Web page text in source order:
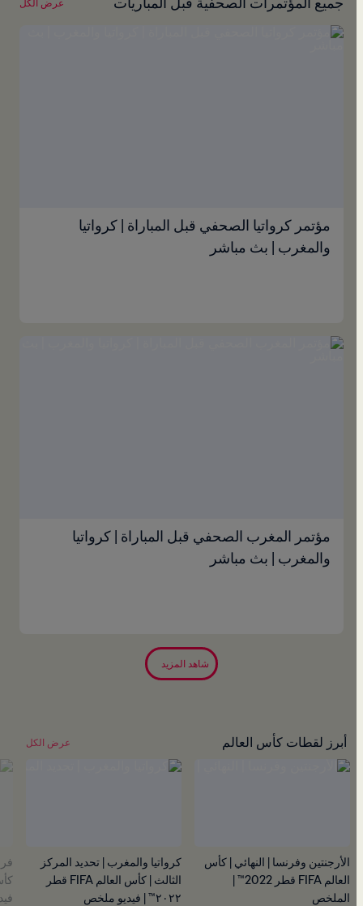
عرض الكل
مؤتمر كرواتيا الصحفي قبل المباراة | كرواتيا
والمغرب | بث مباشر
مؤتمر المغرب الصحفي قبل المباراة | كرواتيا
والمغرب | بث مباشر
شاهد المزيد
أبرز لقطات كأس العالم عرض الكل
الأرجنتين وفرنسا | النهائي | كأس
العالم FIFA قطر 2022™ |
الملخص
كرواتيا والمغرب | تحديد المركز
الثالث | كأس العالم FIFA قطر
٢٠٢٢™ | فيديو ملخص